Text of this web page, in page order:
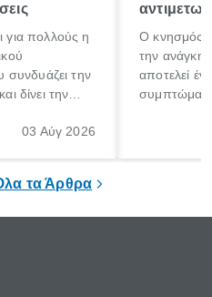
για πολλούς η
συνδυάζει την
δίνει την
μέρες
03 Αύγ 2026
Ο κνησμός
την ανάγκη
αποτελεί
τα Άρθρα